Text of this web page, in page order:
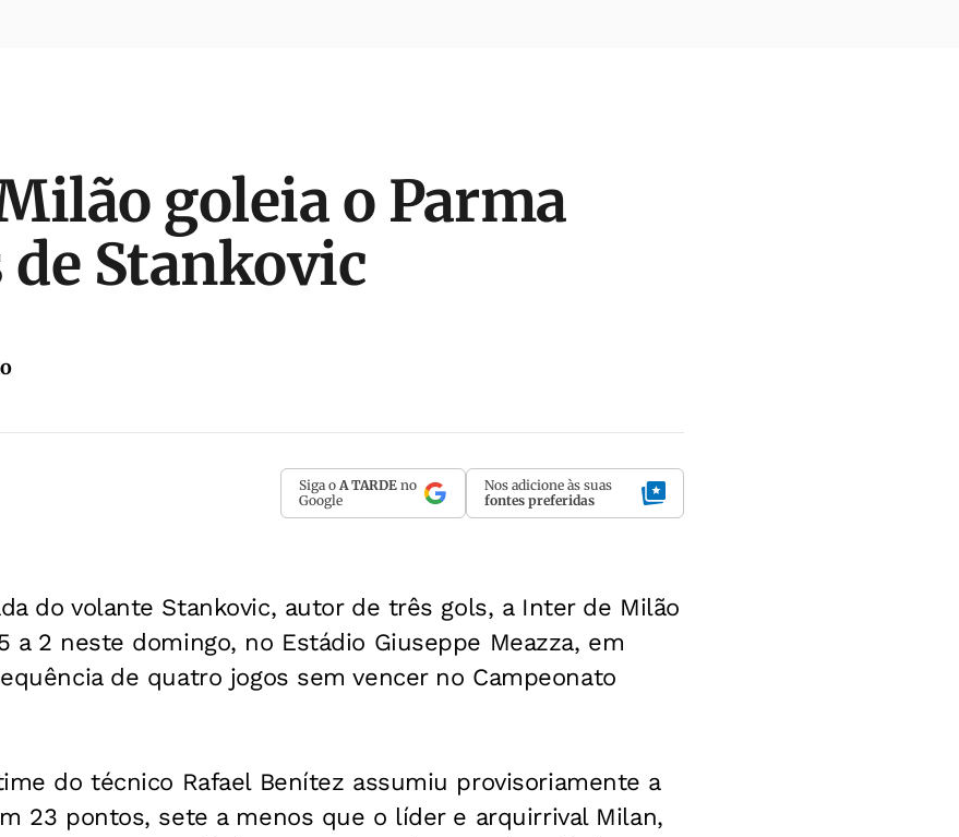
goleia o Parma
Stankovic
Siga o A TARDE no
Google
Nos adicione às suas
fontes preferidas
do volante Stankovic, autor de três gols, a Inter de Milão
a 2 neste domingo, no Estádio Giuseppe Meazza, em
de quatro jogos sem vencer no Campeonato
do técnico Rafael Benítez assumiu provisoriamente a
23 pontos, sete a menos que o líder e arquirrival Milan,